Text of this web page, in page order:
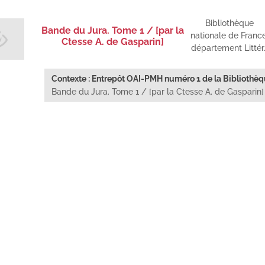
Bande du Jura. Tome 1 / [par la
Ctesse A. de Gasparin]
Bibliothèque
nationale de
département
Contexte : Entrepôt OAI-PMH numéro 1 de la
Bande du Jura. Tome 1 / [par la Ctesse A. de Gasparin]